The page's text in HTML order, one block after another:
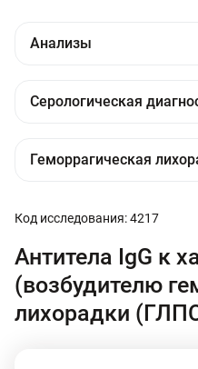
Код исследования: 4217
Антитела IgG к
(возбудителю
лихорадки